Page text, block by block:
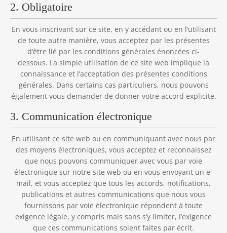
2. Obligatoire
En vous inscrivant sur ce site, en y accédant ou en l’utilisant
de toute autre manière, vous acceptez par les présentes
d’être lié par les conditions générales énoncées ci-
dessous. La simple utilisation de ce site web implique la
connaissance et l’acceptation des présentes conditions
générales. Dans certains cas particuliers, nous pouvons
également vous demander de donner votre accord explicite.
3. Communication électronique
En utilisant ce site web ou en communiquant avec nous par
des moyens électroniques, vous acceptez et reconnaissez
que nous pouvons communiquer avec vous par voie
électronique sur notre site web ou en vous envoyant un e-
mail, et vous acceptez que tous les accords, notifications,
publications et autres communications que nous vous
fournissons par voie électronique répondent à toute
exigence légale, y compris mais sans s’y limiter, l’exigence
que ces communications soient faites par écrit.